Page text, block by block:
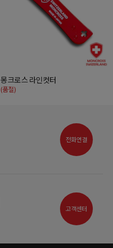
몽크로스 라인컷터
(품절)
전화연결
고객센터